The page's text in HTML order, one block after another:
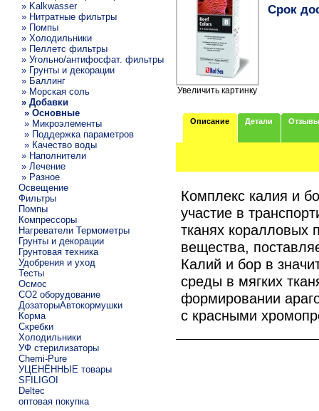
» Kalkwasser
» Нитратные фильтры
» Помпы
» Холодильники
» Пеллетс фильтры
» Угольно/антифосфат. фильтры
» Грунты и декорации
» Баллинг
» Морская соль
» Добавки
» Основные
» Микроэлементы
» Поддержка параметров
» Качество воды
» Наполнители
» Лечение
» Разное
Освещение
Фильтры
Помпы
Компрессоры
Нагреватели Термометры
Грунты и декорации
Грунтовая техника
Удобрения и уход
Тесты
Осмос
CO2 оборудование
ДозаторыАвтокормушки
Корма
Скребки
Холодильники
УФ стерилизаторы
Chemi-Pure
УЦЕНЁННЫЕ товары
SFILIGOI
Deltec
оптовая покупка
Увеличить картинку
Срок
Описание Детали Отзывы
Комплекс калия и
участие в
тканях коралловых
вещества,
Калий и бор в
среды в мягких
формировании
с красными